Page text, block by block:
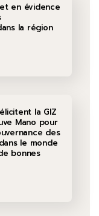
en évidence
la région
la GIZ
Mano pour
des
le monde
bonnes